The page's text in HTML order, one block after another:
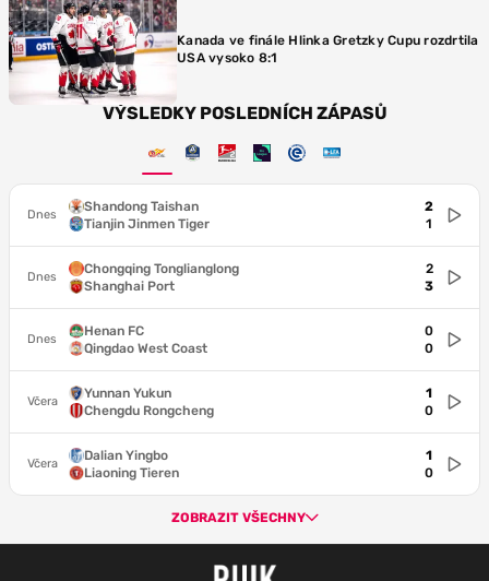
Kanada ve finále Hlinka Gretzky Cupu rozdrtila
USA vysoko 8:1
VÝSLEDKY POSLEDNÍCH ZÁPASŮ
Dnes
Shandong Taishan
Tianjin Jinmen Tiger
2
1
Dnes
Chongqing Tonglianglong
Shanghai Port
2
3
Dnes
Henan FC
Qingdao West Coast
0
0
Včera
Yunnan Yukun
Chengdu Rongcheng
1
0
Včera
Dalian Yingbo
Liaoning Tieren
1
0
ZOBRAZIT VŠECHNY